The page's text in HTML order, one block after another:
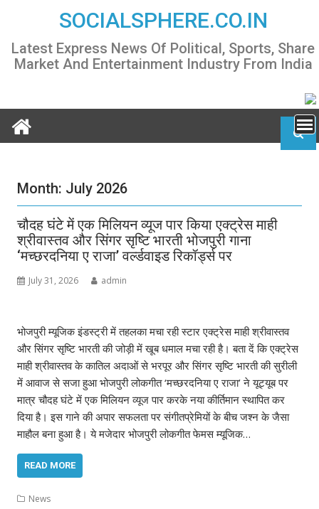
content
SOCIALSPHERE.CO.IN
Latest Express News Of Political, Sports, Share
Market And Entertainment Industry From India
Month: July 2026
चौदह घंटे में एक मिलियन व्यूज पार किया एक्ट्रेस माही
श्रीवास्तव और सिंगर सृष्टि भारती भोजपुरी गाना
‘मच्छरदनिया ए राजा’ वर्ल्डवाइड रिकॉर्ड्स पर
July 31, 2026 admin
भोजपुरी म्यूजिक इंडस्ट्री में तहलका मचा रही स्टार एक्ट्रेस माही श्रीवास्तव
और सिंगर सृष्टि भारती की जोड़ी में खूब धमाल मचा रही है। बता दें कि एक्ट्रेस
माही श्रीवास्तव के कातिल अदाओं से भरपूर और सिंगर सृष्टि भारती की सुरीली
में आवाज से सजा हुआ भोजपुरी लोकगीत ‘मच्छरदनिया ए राजा’ ने यूट्यूब पर
मात्र चौदह घंटे में एक मिलियन व्यूज पार करके नया कीर्तिमान स्थापित कर
दिया है। इस गाने की अपार सफलता पर संगीतप्रेमियों के बीच जश्न के जैसा
माहौल बना हुआ है। ये मजेदार भोजपुरी लोकगीत फेमस म्यूजिक…
READ MORE
News